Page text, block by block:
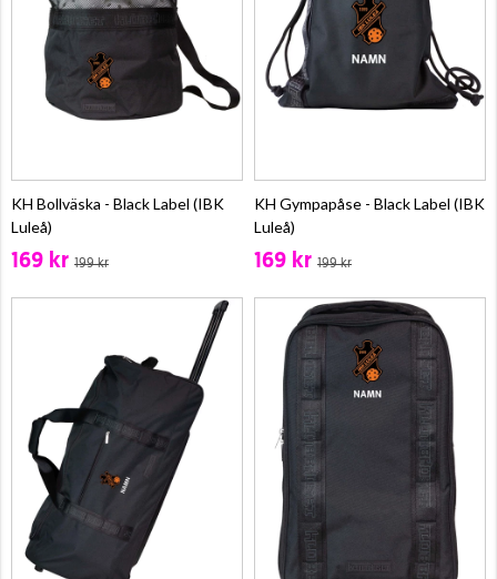
KH Bollväska - Black Label (IBK
Luleå)
169 kr 199 kr
KH Gympapåse - Black Label (IBK
Luleå)
169 kr 199 kr